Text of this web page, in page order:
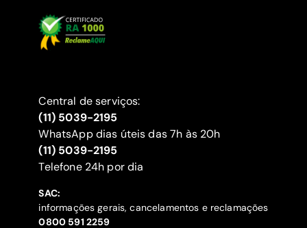
Central de serviços:
(11) 5039-2195
WhatsApp dias úteis das 7h às 20h
(11) 5039-2195
‍Telefone 24h por dia
SAC:
informações gerais, cancelamentos e reclamações
‍0800 591 2259